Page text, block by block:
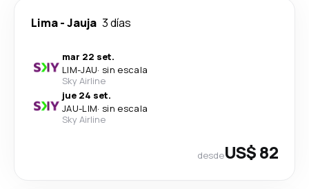
Lima-Jauja 3 días
mar 22 set.
LIM-JAU· sin escala
Sky Airline
jue 24 set.
JAU-LIM· sin escala
Sky Airline
desdeUS$ 82